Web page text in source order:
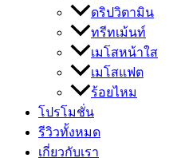
ดริปวิตามิน
ทรีทเม้นท์
เมโสหน้าใส
เมโสแฟต
ร้อยไหม
โปรโมชั่น
รีวิวทั้งหมด
เกี่ยวกับเรา